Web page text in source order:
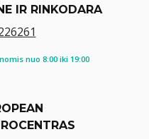
IR RINKODARA
nuo 8:00 iki 19:00